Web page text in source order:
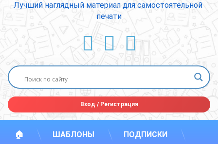
Лучший наглядный материал для самостоятельной
печати
ВКонтакте
YouTube
E-mail
Вход /Регистрация
🏠 ШАБЛОНЫ ПОДПИСКИ